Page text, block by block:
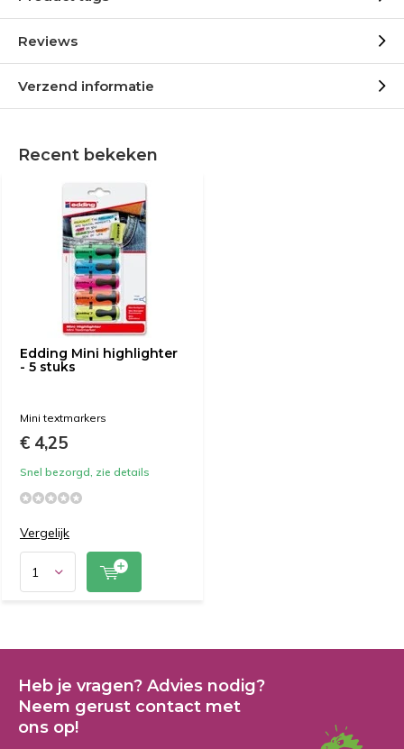
Reviews
Verzend informatie
Recent bekeken
Edding Mini highlighter
- 5 stuks
Mini textmarkers
€ 4,25
Snel bezorgd, zie details
Vergelijk
Heb je vragen? Advies nodig?
Neem gerust contact met
ons op!